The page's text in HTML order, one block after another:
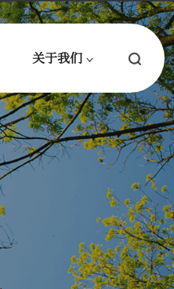
关于我们